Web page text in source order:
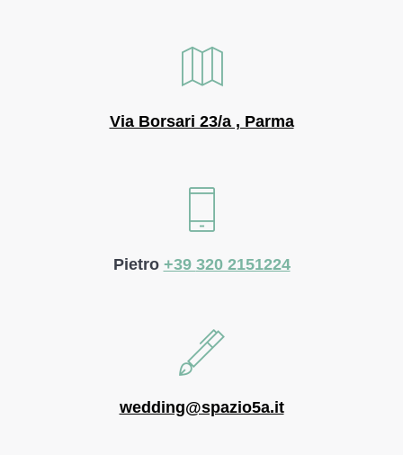
Via Borsari 23/a , Parma
Pietro +39 320 2151224
wedding@spazio5a.it